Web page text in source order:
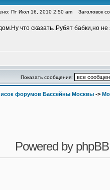
Пт Июл 16, 2010 2:50 am Заголовок
что сказать..Рубят бабки,но не
Показать сообщения:
форумов Бассейны Москвы ->
Powered by phpBB